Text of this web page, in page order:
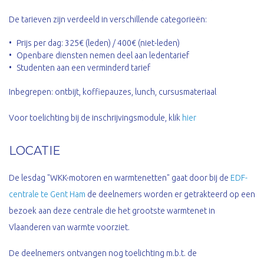
De tarieven zijn verdeeld in verschillende categorieën:
Prijs per dag: 325€ (leden) / 400€ (niet-leden)
Openbare diensten nemen deel aan ledentarief
Studenten aan een verminderd tarief
Inbegrepen: ontbijt, koffiepauzes, lunch, cursusmateriaal
Voor toelichting bij de inschrijvingsmodule, klik hier
LOCATIE
De lesdag "WKK-motoren en warmtenetten" gaat door bij de EDF-
centrale te Gent Ham de deelnemers worden er getrakteerd op een
bezoek aan deze centrale die het grootste warmtenet in
Vlaanderen van warmte voorziet.
De deelnemers ontvangen nog toelichting m.b.t. de